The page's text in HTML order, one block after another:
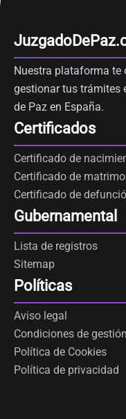
Nuestra plataforma te
gestionar tus trámites
de Paz en España.
Certificados
Certificado de
Certificado de
Certificado de
Gubernamental
Lista de registros
Sitemap
Políticas
Aviso legal
Condiciones de gestión
Política de Cookies
Política de privacidad